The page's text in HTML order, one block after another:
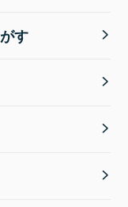
す